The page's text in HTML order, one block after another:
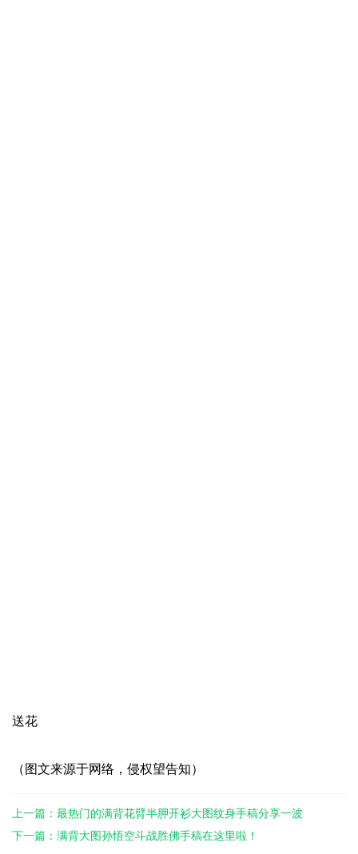
送花
（图文来源于网络，侵权望告知）
上一篇：最热门的满背花臂半胛开衫大图纹身手稿分享一波
下一篇：满背大图孙悟空斗战胜佛手稿在这里啦！